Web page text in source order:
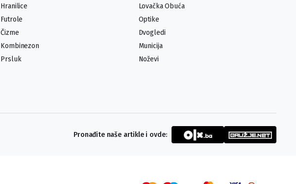
Hranilice
Futrole
Čizme
Kombinezon
Prsluk
Lovačka Obuća
Optike
Dvogledi
Municija
Noževi
Pronađite naše artikle i ovde: